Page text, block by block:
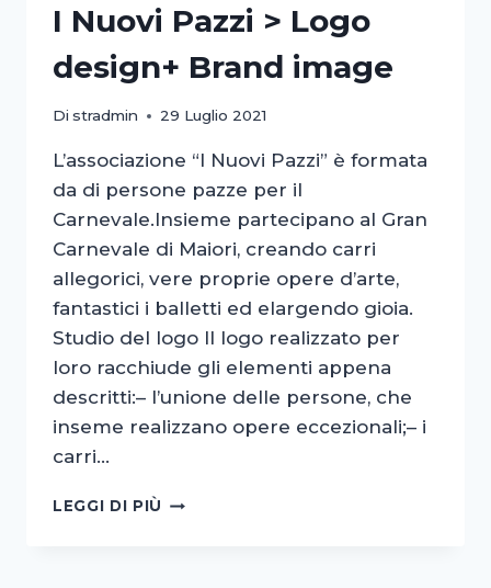
I Nuovi Pazzi > Logo
design+ Brand image
Di stradmin 29 Luglio 2021
L’associazione “I Nuovi Pazzi” è formata
da di persone pazze per il
Carnevale.Insieme partecipano al Gran
Carnevale di Maiori, creando carri
allegorici, vere proprie opere d’arte,
fantastici i balletti ed elargendo gioia.
Studio del logo Il logo realizzato per
loro racchiude gli elementi appena
descritti:– l’unione delle persone, che
inseme realizzano opere eccezionali;– i
carri…
LEGGI DI PIÙ